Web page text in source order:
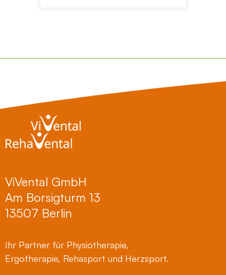
ViVental GmbH
Am Borsigturm 13
13507 Berlin
Ihr Partner für Physiotherapie,
Ergotherapie, Rehasport und Herzsport.